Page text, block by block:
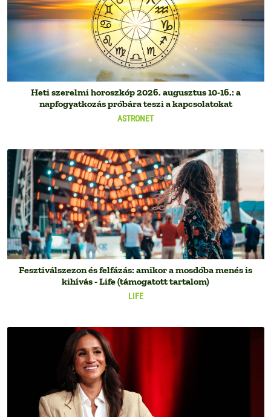
ASTRONET
Heti szerelmi horoszkóp 2026. augusztus 10-16.: a
napfogyatkozás próbára teszi a kapcsolatokat
LIFE
Fesztiválszezon és felfázás: amikor a mosdóba menés is
kihívás - Life (támogatott tartalom)